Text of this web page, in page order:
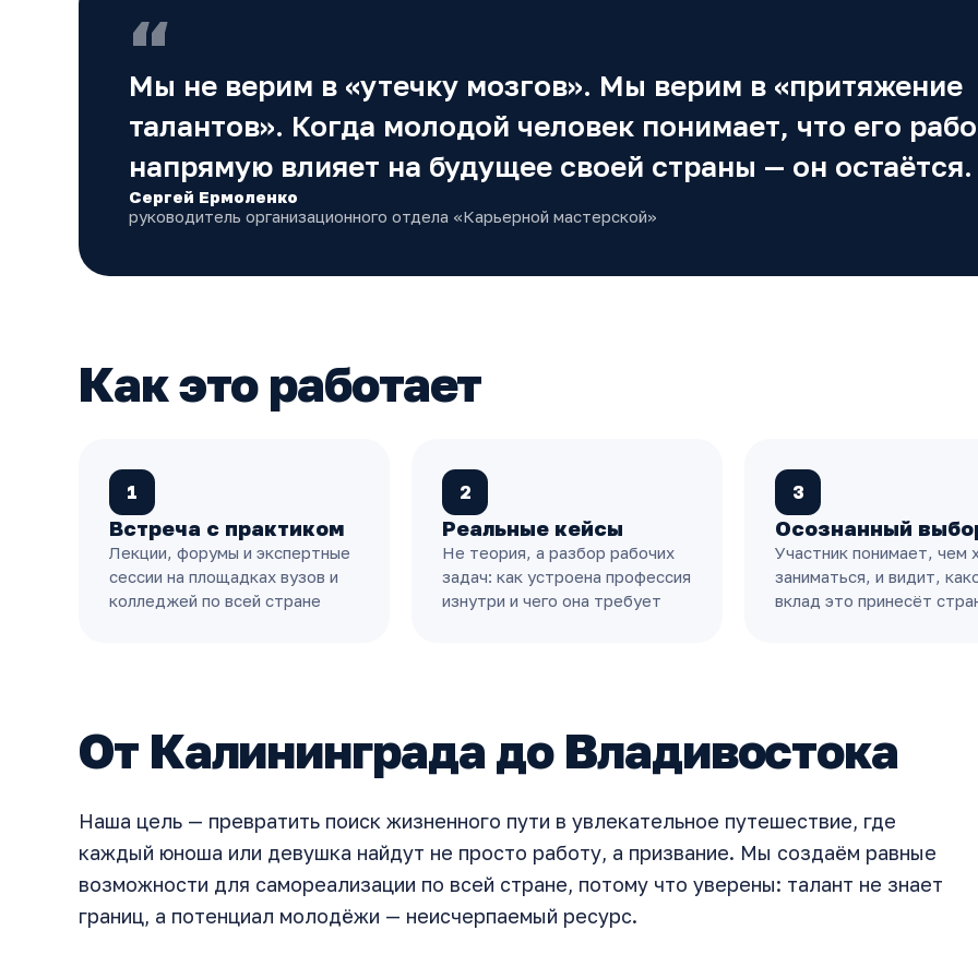
“
Мы не верим в «утечку мозгов». Мы верим в «притяжение
талантов». Когда молодой человек понимает, что его
напрямую влияет на будущее своей страны — он остаётся.
Сергей Ермоленко
руководитель организационного отдела «Карьерной мастерской»
Как это работает
1
Встреча с практиком
Лекции, форумы и экспертные
сессии на площадках вузов и
колледжей по всей стране
2
Реальные кейсы
Не теория, а разбор рабочих
задач: как устроена профессия
изнутри и чего она требует
3
Осознанный
Участник понимает, чем
заниматься, и видит,
вклад это принесёт
От Калининграда до Владивостока
Наша цель — превратить поиск жизненного пути в увлекательное путешествие, где
каждый юноша или девушка найдут не просто работу, а призвание. Мы создаём равные
возможности для самореализации по всей стране, потому что уверены: талант не знает
границ, а потенциал молодёжи — неисчерпаемый ресурс.